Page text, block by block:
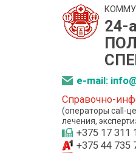
24-
e-mail:
Справочно-
(операторы call-
лечения,
+375 17 311
+375 44 735